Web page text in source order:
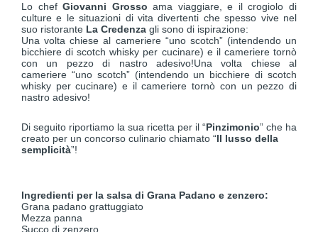
Lo chefGiovanni Grossoama viaggiare, e il crogiolo di
culture e le situazioni di vita divertenti che spesso vive nel
suo ristorante La Credenza gli sono di ispirazione:
Una volta chiese al cameriere “uno scotch” (intendendo un
bicchiere di scotch whisky per cucinare) e il cameriere tornò
con un pezzo di nastro adesivo!Una volta chiese al
cameriere “uno scotch” (intendendo un bicchiere di scotch
whisky per cucinare) e il cameriere tornò con un pezzo di
nastro adesivo!
Di seguito riportiamo la sua ricetta per il “Pinzimonio” che ha
creato per un concorso culinario chiamato “Il lusso della
semplicità”!
Ingredienti per la salsa di Grana Padano e zenzero:
Grana padano grattuggiato
Mezza panna
Succo di zenzero